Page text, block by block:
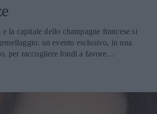
la capitale dello champagne francese si
un evento esclusivo, in una
per raccogliere fondi a favore